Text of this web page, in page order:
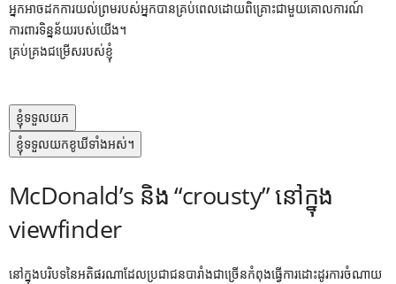
អ្នកអាចដកការយល់ព្រមរបស់អ្នកបានគ្រប់ពេលដោយពិគ្រោះជាមួយគោលការណ៍
ការពារទិន្នន័យរបស់យើង។
គ្រប់គ្រងជម្រើសរបស់ខ្ញុំ
ខ្ញុំទទួលយក
ខ្ញុំទទួលយកខូឃីទាំងអស់។
McDonald’s និង “crousty” នៅក្នុង
viewfinder
នៅក្នុងបរិបទនៃអតិផរណាដែលប្រជាជនបារាំងជាច្រើនកំពុងធ្វើការដោះដូរការចំណាយ